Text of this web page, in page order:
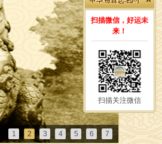
1 2 3 4 5 6 7
扫描微信，好运未
来！
扫描关注微信